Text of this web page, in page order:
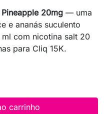
20mg — uma
e ananás suculento
com nicotina salt 20
para Cliq 15K.
carrinho